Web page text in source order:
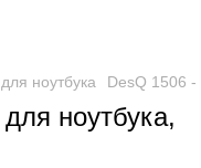
ноутбука DesQ 1506 -
ноутбука,